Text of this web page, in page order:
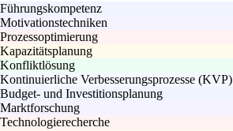
Führungskompetenz
Motivationstechniken
Prozessoptimierung
Kapazitätsplanung
Konfliktlösung
Kontinuierliche Verbesserungsprozesse (KVP)
Budget- und Investitionsplanung
Marktforschung
Technologierecherche